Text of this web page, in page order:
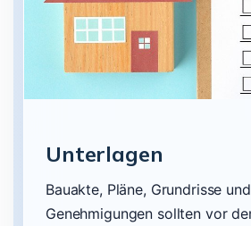
Unterlagen
Bauakte, Pläne, Grundrisse und
Genehmigungen sollten vor